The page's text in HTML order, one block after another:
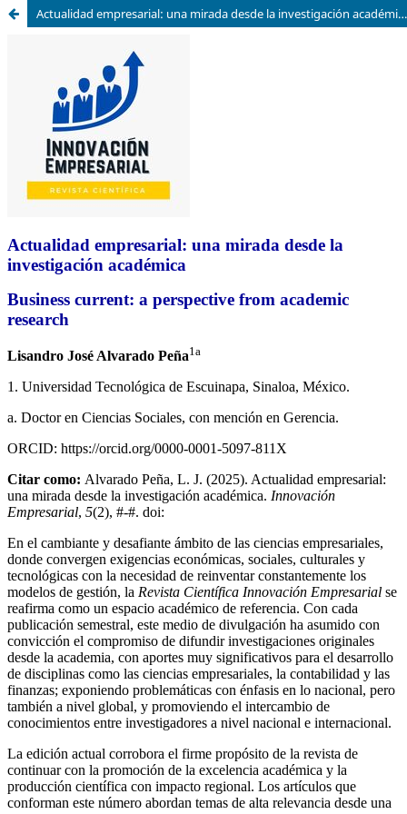
Actualidad empresarial: una mirada desde la investigación académica